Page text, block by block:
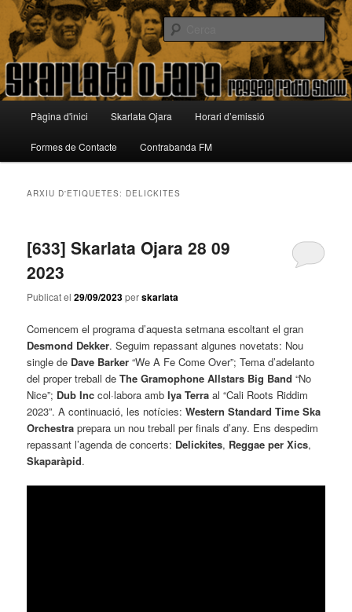
Aneu
contingut
principal
Aneu
contingut
secundariSkarlata Ojara
Reggae Radio Show
Cerca
principal
Pàgina d'inici Skarlata Ojara Horari d’emissió
Formes de Contacte Contrabanda FM
ARXIU D'ETIQUETES: DELICKITES
[633] Skarlata Ojara 28 09
2023
Publicat el29/09/2023perskarlata
Comencem el programa d’aquesta setmana escoltant el gran
Desmond Dekker. Seguim repassant algunes novetats: Nou
single de Dave Barker “We A Fe Come Over”; Tema d’adelanto
del proper treball deThe Gramophone Allstars Big Band “No
Nice”; Dub Inc col·labora ambIya Terra al “Cali Roots Riddim
2023”. A continuació, les notícies:Western Standard Time Ska
Orchestra prepara un nou treball per finals d’any. Ens despedim
repassant l’agenda de concerts: Delickites, Reggae per Xics,
Skaparàpid.